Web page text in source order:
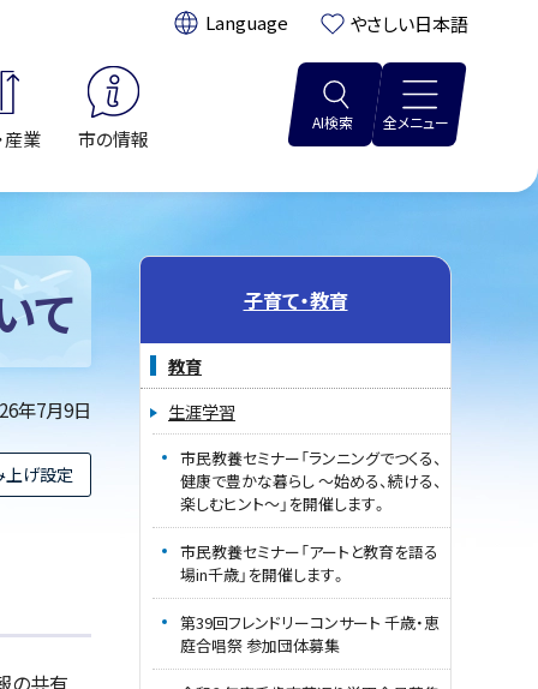
翻訳: やさしい日本語
産業 市の情報
AI検索 全メニュー
て
年7月9日
上げ設定
の共有
子育て・教育
教育
生涯学習
市民教養セミナー「ランニングでつくる、
健康で豊かな暮らし ～始める、続ける、
楽しむヒント～」を開催します。
市民教養セミナー「アートと教育を語る
場in千歳」を開催します。
第39回フレンドリーコンサート 千歳・恵
庭合唱祭 参加団体募集